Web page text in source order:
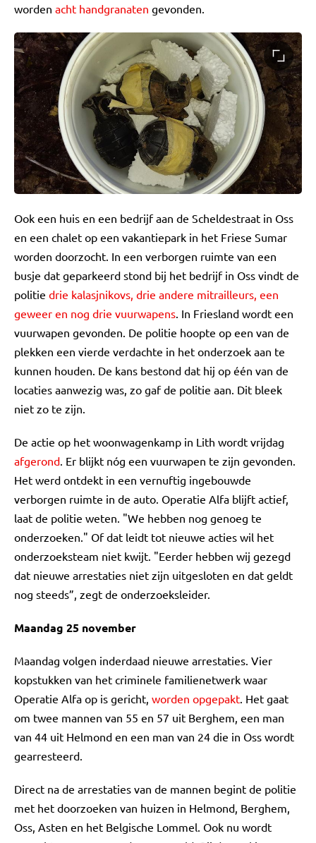
worden acht handgranaten gevonden.
Ook een huis en een bedrijf aan de Scheldestraat in Oss
en een chalet op een vakantiepark in het Friese Sumar
worden doorzocht. In een verborgen ruimte van een
busje dat geparkeerd stond bij het bedrijf in Oss vindt de
politie drie kalasjnikovs, drie andere mitrailleurs, een
geweer en nog drie vuurwapens. In Friesland wordt een
vuurwapen gevonden. De politie hoopte op een van de
plekken een vierde verdachte in het onderzoek aan te
kunnen houden. De kans bestond dat hij op één van de
locaties aanwezig was, zo gaf de politie aan. Dit bleek
niet zo te zijn.
De actie op het woonwagenkamp in Lith wordt vrijdag
afgerond. Er blijkt nóg een vuurwapen te zijn gevonden.
Het werd ontdekt in een vernuftig ingebouwde
verborgen ruimte in de auto. Operatie Alfa blijft actief,
laat de politie weten. "We hebben nog genoeg te
onderzoeken." Of dat leidt tot nieuwe acties wil het
onderzoeksteam niet kwijt. "Eerder hebben wij gezegd
dat nieuwe arrestaties niet zijn uitgesloten en dat geldt
nog steeds”, zegt de onderzoeksleider.
Maandag 25 november
Maandag volgen inderdaad nieuwe arrestaties. Vier
kopstukken van het criminele familienetwerk waar
Operatie Alfa op is gericht, worden opgepakt. Het gaat
om twee mannen van 55 en 57 uit Berghem, een man
van 44 uit Helmond en een man van 24 die in Oss wordt
gearresteerd.
Direct na de arrestaties van de mannen begint de politie
met het doorzoeken van huizen in Helmond, Berghem,
Oss, Asten en het Belgische Lommel. Ook nu wordt